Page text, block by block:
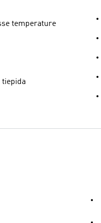
temperature
tiepida